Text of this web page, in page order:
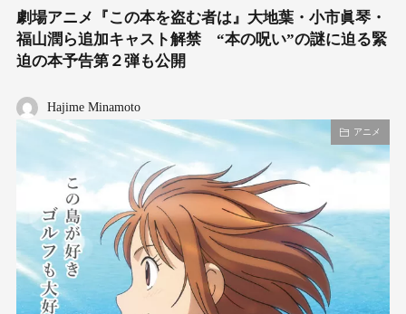
劇場アニメ『この本を盗む者は』大地葉・小市眞琴・
福山潤ら追加キャスト解禁 “本の呪い”の謎に迫る緊
迫の本予告第２弾も公開
Hajime Minamoto
アニメ